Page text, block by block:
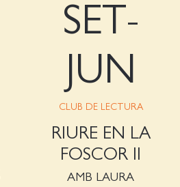
SET-
JUN
CLUB DE LECTURA
RIURE EN LA
FOSCOR II
AMB LAURA